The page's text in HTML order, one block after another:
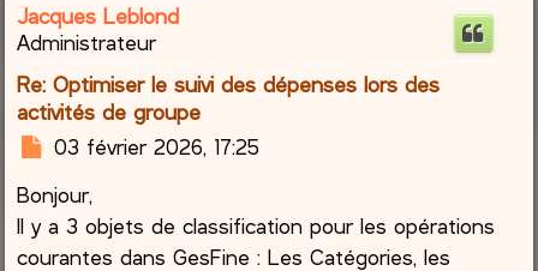
Jacques Leblond
Administrateur
Re: Optimiser le suivi des dépenses lors des
activités de groupe
M
s
s
a
03 février 2026, 17:25
Bonjour,
Il y a 3 objets de classification pour les opérations
courantes dans GesFine : Les Catégories, les